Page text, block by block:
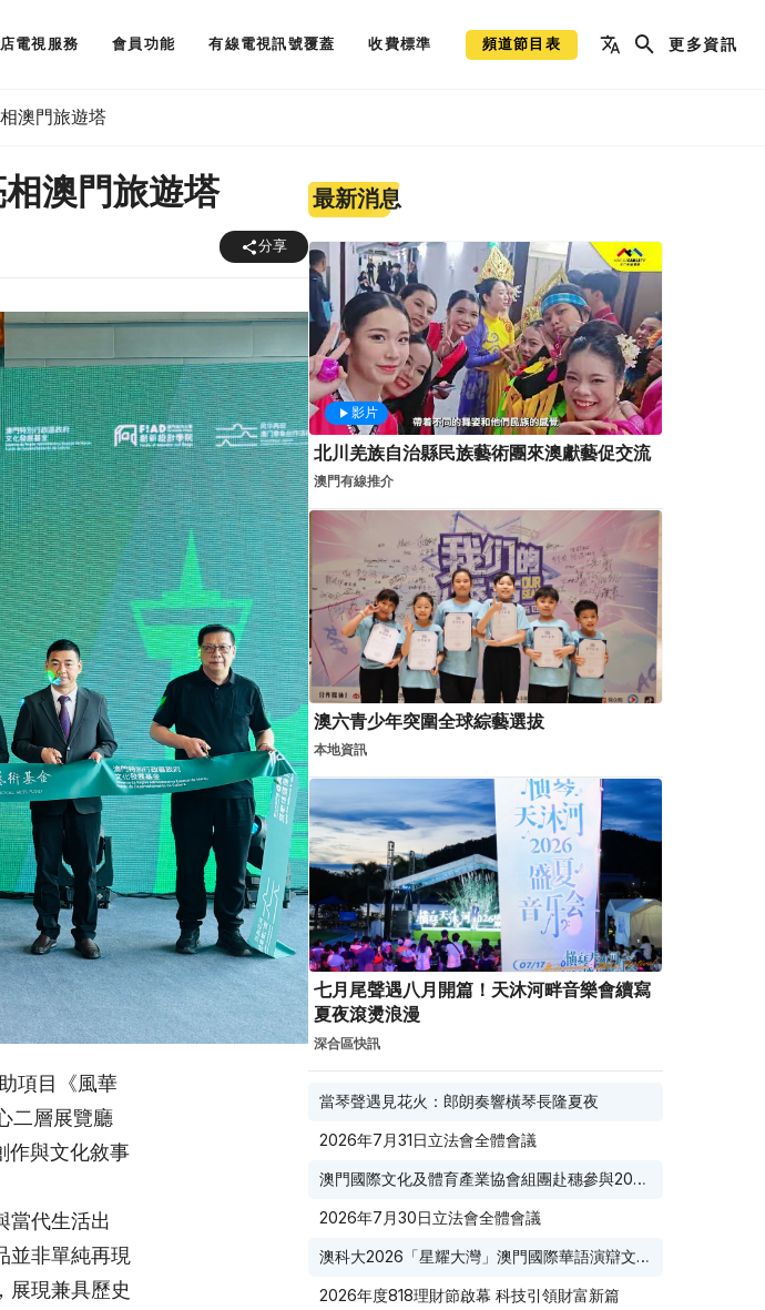
電視服務 會員功能 有線電視訊號覆蓋 收費標準 頻道節目表 更多資訊
澳門旅遊塔
澳門旅遊塔
分享
項目《風華
二層展覽廳
作與文化敘事
當代生活出
並非單純再現
展現兼具歷史
最新消息
影片
北川羌族自治縣民族藝術團來澳獻藝促交流
澳門有線推介
澳六青少年突圍全球綜藝選拔
本地資訊
七月尾聲遇八月開篇！天沐河畔音樂會續寫
夏夜滾燙浪漫
深合區快訊
當琴聲遇見花火：郎朗奏響橫琴長隆夏夜
2026年7月31日立法會全體會議
澳門國際文化及體育產業協會組團赴穗參與2026
2026年7月30日立法會全體會議
澳科大2026「星耀大灣」澳門國際華語演辯文化
2026年度818理財節啟幕 科技引領財富新篇